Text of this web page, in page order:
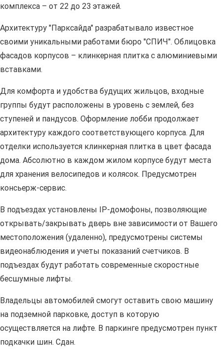
комплекса – от 22 до 23 этажей.
Архитектуру "Парксайда" разрабатывало известное
своими уникальными работами бюро "СПИЧ". Облицовка
фасадов корпусов – клинкерная плитка с алюминиевыми
вставками.
Для комфорта и удобства будущих жильцов, входные
группы будут расположены в уровень с землей, без
ступеней и пандусов. Оформление лобби продолжает
архитектуру каждого соответствующего корпуса. Для
отделки используется клинкерная плитка в цвет фасада
дома. Абсолютно в каждом жилом корпусе будут места
для хранения велосипедов и колясок. Предусмотрен
консьерж-сервис.
В подъездах установлены IP-домофоны, позволяющие
открывать/закрывать дверь вне зависимости от Вашего
местоположения (удаленно), предусмотрены системы
видеонаблюдения и учеты показаний счетчиков. В
подъездах будут работать современные скоростные
бесшумные лифты.
Владельцы автомобилей смогут оставить свою машину
на подземной парковке, доступ в которую
осуществляется на лифте. В паркинге предусмотрен пункт
подкачки шин. Сдан.